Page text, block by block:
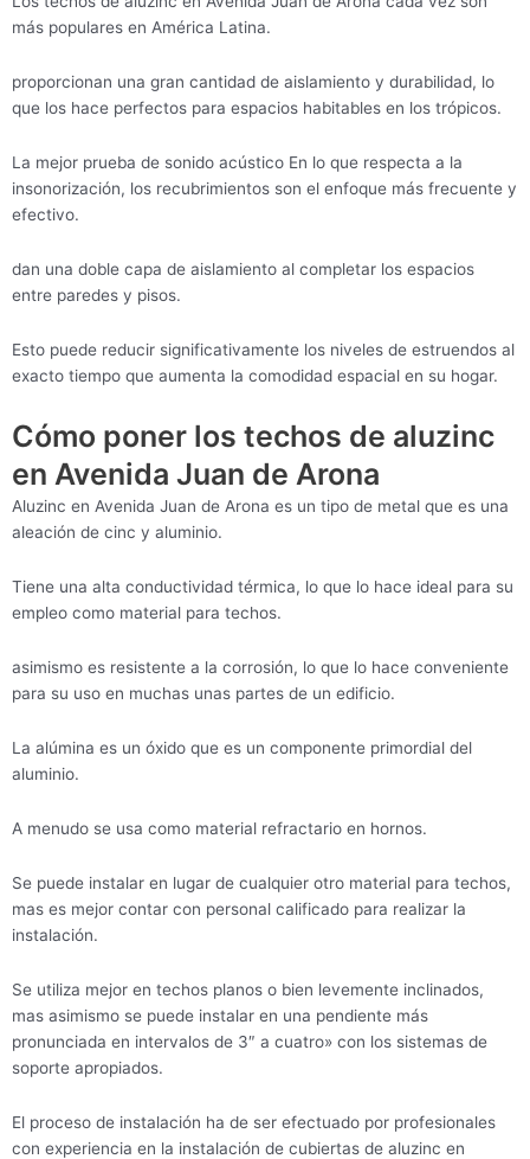
más populares en América Latina.
proporcionan una gran cantidad de aislamiento y durabilidad, lo
que los hace perfectos para espacios habitables en los trópicos.
La mejor prueba de sonido acústico En lo que respecta a la
insonorización, los recubrimientos son el enfoque más frecuente y
efectivo.
dan una doble capa de aislamiento al completar los espacios
entre paredes y pisos.
Esto puede reducir significativamente los niveles de estruendos al
exacto tiempo que aumenta la comodidad espacial en su hogar.
Cómo poner los techos de aluzinc
en Avenida Juan de Arona
Aluzinc en Avenida Juan de Arona es un tipo de metal que es una
aleación de cinc y aluminio.
Tiene una alta conductividad térmica, lo que lo hace ideal para su
empleo como material para techos.
asimismo es resistente a la corrosión, lo que lo hace conveniente
para su uso en muchas unas partes de un edificio.
La alúmina es un óxido que es un componente primordial del
aluminio.
A menudo se usa como material refractario en hornos.
Se puede instalar en lugar de cualquier otro material para techos,
mas es mejor contar con personal calificado para realizar la
instalación.
Se utiliza mejor en techos planos o bien levemente inclinados,
mas asimismo se puede instalar en una pendiente más
pronunciada en intervalos de 3″ a cuatro» con los sistemas de
soporte apropiados.
El proceso de instalación ha de ser efectuado por profesionales
con experiencia en la instalación de cubiertas de aluzinc en